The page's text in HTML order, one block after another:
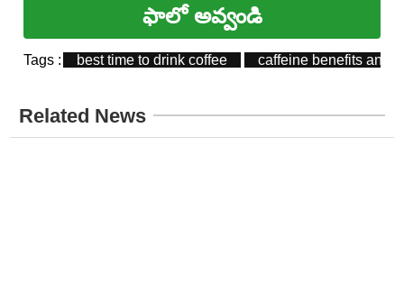
ఫాలో అవ్వండి
Tags : best time to drink coffee caffeine benefits and
Related News